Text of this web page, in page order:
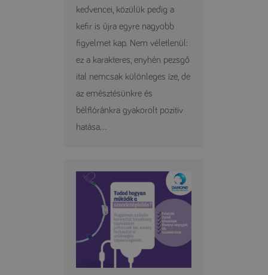
kedvencei, közülük pedig a
kefir is újra egyre nagyobb
figyelmet kap. Nem véletlenül:
ez a karakteres, enyhén pezsgő
ital nemcsak különleges íze, de
az emésztésünkre és
bélflóránkra gyakorolt pozitív
hatása...